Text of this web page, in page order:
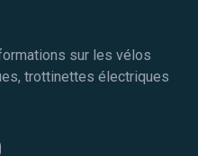
sur les vélos
trottinettes électriques